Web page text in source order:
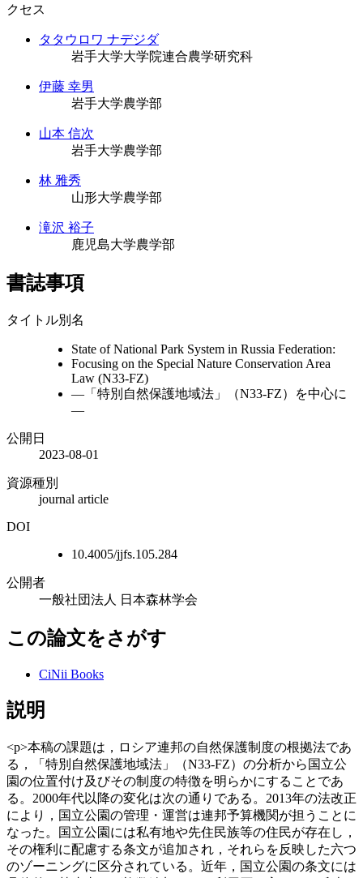
クセス
タタウロワ ナデジダ
岩手大学大学院連合農学研究科
伊藤 幸男
岩手大学農学部
山本 信次
岩手大学農学部
林 雅秀
山形大学農学部
滝沢 裕子
鹿児島大学農学部
書誌事項
タイトル別名
State of National Park System in Russia Federation:
Focusing on the Special Nature Conservation Area
Law (N33-FZ)
―「特別自然保護地域法」（N33-FZ）を中心に
―
公開日
2023-08-01
資源種別
journal article
DOI
10.4005/jjfs.105.284
公開者
一般社団法人 日本森林学会
この論文をさがす
CiNii Books
説明
<p>本稿の課題は，ロシア連邦の自然保護制度の根拠法であ
る，「特別自然保護地域法」（N33-FZ）の分析から国立公
園の位置付け及びその制度の特徴を明らかにすることであ
る。2000年代以降の変化は次の通りである。2013年の法改正
により，国立公園の管理・運営は連邦予算機関が担うことに
なった。国立公園には私有地や先住民族等の住民が存在し，
その権利に配慮する条文が追加され，それらを反映した六つ
のゾーニングに区分されている。近年，国立公園の条文には